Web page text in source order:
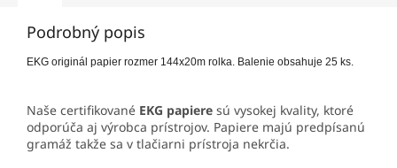
Podrobný popis
EKG originál papier rozmer 144x20m rolka. Balenie obsahuje 25 ks.
Naše certifikované EKG papiere sú vysokej kvality, ktoré
odporúča aj výrobca prístrojov. Papiere majú predpísanú
gramáž takže sa v tlačiarni prístroja nekrčia.